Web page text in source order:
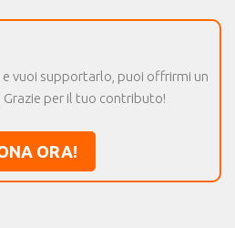
vuoi supportarlo, puoi offrirmi un
per il tuo contributo!
ORA!